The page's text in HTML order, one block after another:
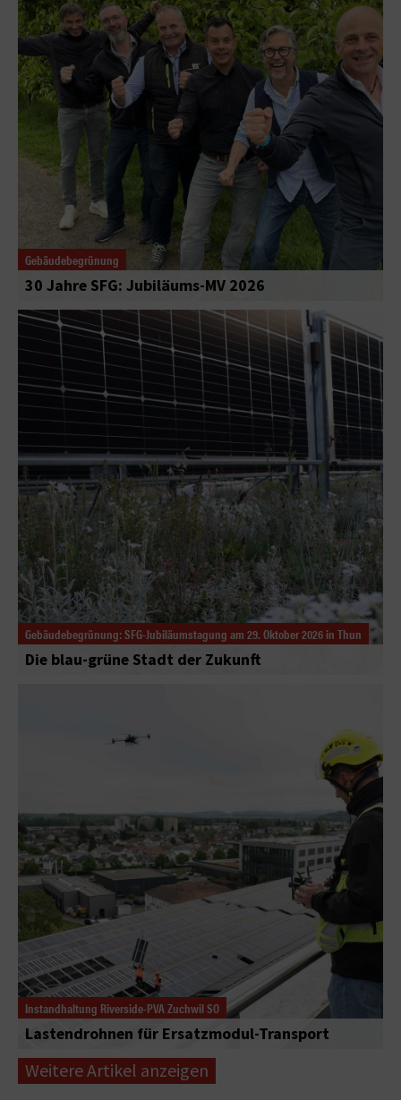
30 Jahre SFG: Jubiläums-MV 2026
Gebäudebegrünung
Die blau-grüne Stadt der Zukunft
Gebäudebegrünung: SFG-Jubiläumstagung am 29. Oktober 2026 in Thun
Lastendrohnen für Ersatzmodul-Transport
Instandhaltung Riverside-PVA Zuchwil SO
Weitere Artikel anzeigen